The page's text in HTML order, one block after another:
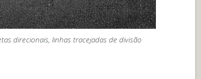
direcionais, linhas tracejadas de divisão